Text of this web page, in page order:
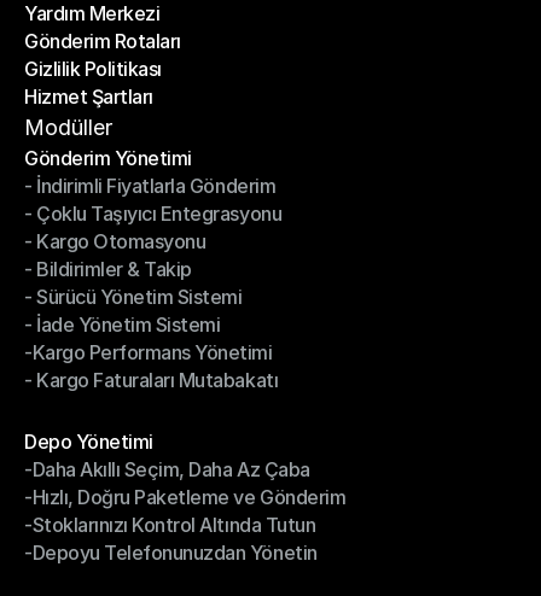
OTO Haberleri
Yardım Merkezi
Yardım Merkezi
Gönderim Rotaları
Gönderim Rotaları
Gizlilik Politikası
Gizlilik Politikası
Hizmet Şartları
Hizmet Şartları
Modüller
Gönderim Yönetimi
Gönderim Yönetimi
- İndirimli Fiyatlarla Gönderim
- İndirimli Fiyatlarla Gönderim
- Çoklu Taşıyıcı Entegrasyonu
- Çoklu Taşıyıcı Entegrasyonu
- Kargo Otomasyonu
- Kargo Otomasyonu
- Bildirimler & Takip
- Bildirimler & Takip
- Sürücü Yönetim Sistemi
- Sürücü Yönetim Sistemi
- İade Yönetim Sistemi
- İade Yönetim Sistemi
-Kargo Performans Yönetimi
-Kargo Performans Yönetimi
- Kargo Faturaları Mutabakatı
Depo Yönetimi
Depo Yönetimi
-Daha Akıllı Seçim, Daha Az Çaba
-Daha Akıllı Seçim, Daha Az Çaba
-Hızlı, Doğru Paketleme ve Gönderim
-Hızlı, Doğru Paketleme ve Gönderim
-Stoklarınızı Kontrol Altında Tutun
-Stoklarınızı Kontrol Altında Tutun
-Depoyu Telefonunuzdan Yönetin